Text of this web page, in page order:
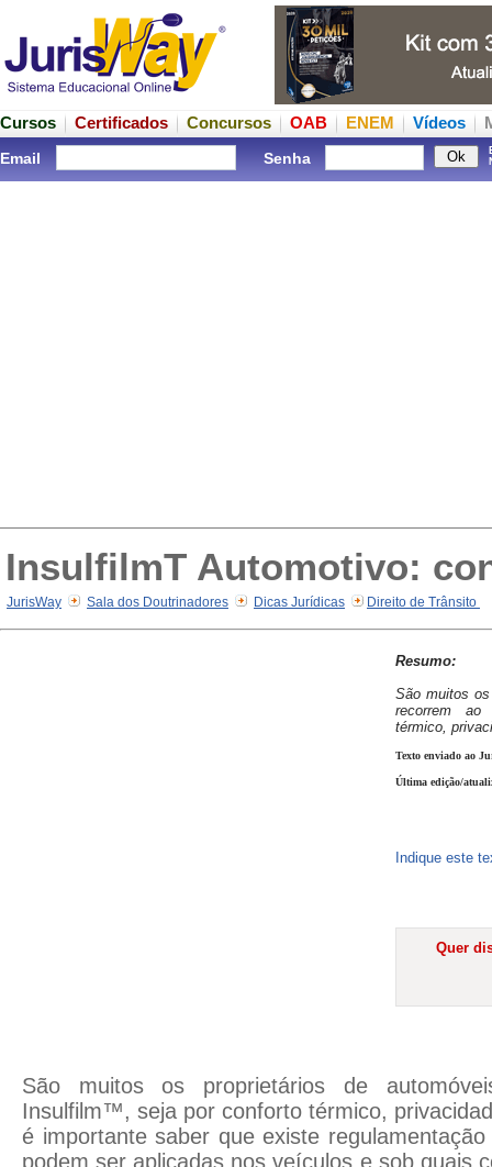
Cursos Certificados Concursos OAB ENEM Vídeos
Email Senha
InsulfilmT Automotivo:
JurisWay Sala dos Doutrinadores Dicas Jurídicas Direito de Trânsito
Resumo:
São muitos
recorrem
térmico,
Texto enviado ao
Última edição/
Indique este
Quer
São muitos os proprietários de
Insulfilm™, seja por conforto térmico,
é importante saber que existe
podem ser aplicadas nos veículos e sob quais